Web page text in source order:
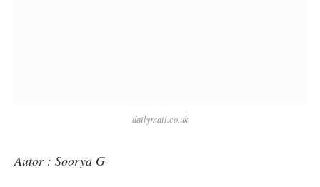
dailymail.co.uk
Autor : Soorya G